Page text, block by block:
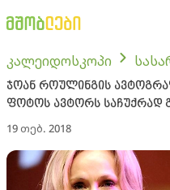
კალეიდოსკოპი
ჯოან როულინგის
ფოტოს ავტორს საჩუქრად
19 თებ. 2018